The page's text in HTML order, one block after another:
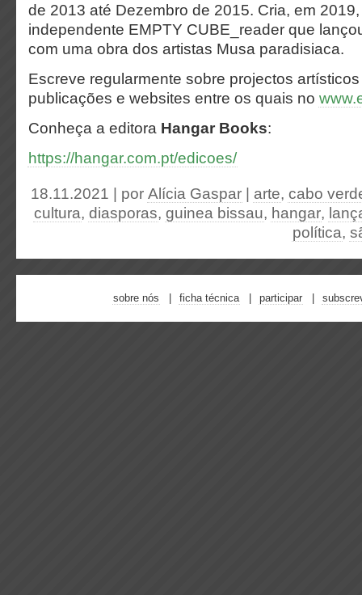
de 2013 até Dezembro de 2015. Cria, em
independente EMPTY CUBE_reader que
com uma obra dos artistas Musa paradisiaca.
Escreve regularmente sobre projectos
publicações e websites entre os quais no
Conheça a editora Hangar Books:
https://hangar.com.pt/edicoes/
18.11.2021 | por Alícia Gaspar arte, cabo
cultura, diasporas, guinea bissau, hangar,
política,
sobre nós ficha técnica participar